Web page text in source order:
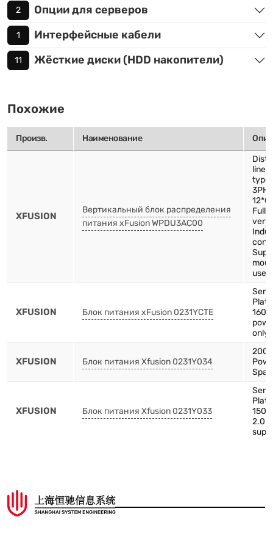
2 Опции для серверов
1 Интерфейсные кабели
11 Жёсткие диски (HDD накопители)
Похожие
Произв. Наименование
XFUSION
Вертикальный блок распределения
питания xFusion WPDU3AC00
line-
Full
use
XFUSION Блок питания xFusion 0231YCTE
only
XFUSION Блок питания Xfusion 0231Y034
XFUSION Блок питания Xfusion 0231Y033
2.0